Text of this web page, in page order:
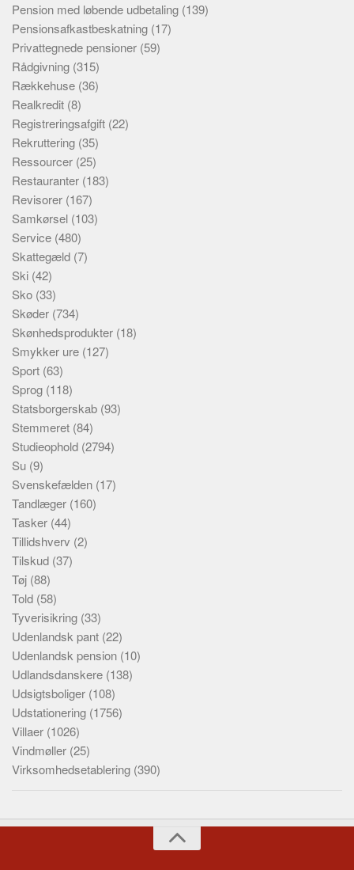
Pension med løbende udbetaling (139)
Pensionsafkastbeskatning (17)
Privattegnede pensioner (59)
Rådgivning (315)
Rækkehuse (36)
Realkredit (8)
Registreringsafgift (22)
Rekruttering (35)
Ressourcer (25)
Restauranter (183)
Revisorer (167)
Samkørsel (103)
Service (480)
Skattegæld (7)
Ski (42)
Sko (33)
Skøder (734)
Skønhedsprodukter (18)
Smykker ure (127)
Sport (63)
Sprog (118)
Statsborgerskab (93)
Stemmeret (84)
Studieophold (2794)
Su (9)
Svenskefælden (17)
Tandlæger (160)
Tasker (44)
Tillidshverv (2)
Tilskud (37)
Tøj (88)
Told (58)
Tyverisikring (33)
Udenlandsk pant (22)
Udenlandsk pension (10)
Udlandsdanskere (138)
Udsigtsboliger (108)
Udstationering (1756)
Villaer (1026)
Vindmøller (25)
Virksomhedsetablering (390)